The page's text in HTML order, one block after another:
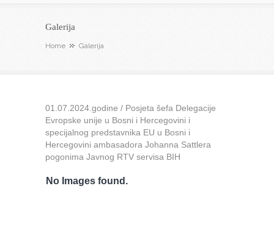
Galerija
Home Galerija
01.07.2024.godine / Posjeta šefa Delegacije
Evropske unije u Bosni i Hercegovini i
specijalnog predstavnika EU u Bosni i
Hercegovini ambasadora Johanna Sattlera
pogonima Javnog RTV servisa BIH
No Images found.